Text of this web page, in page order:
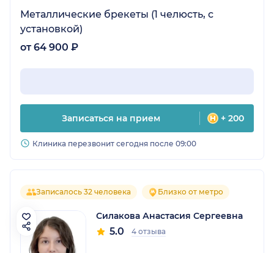
Металлические брекеты (1 челюсть, с
установкой)
от 64 900 ₽
Записаться на прием + 200
Клиника перезвонит сегодня после 09:00
Записалось 32 человека Близко от метро
Силакова Анастасия Сергеевна
5.0 4 отзыва